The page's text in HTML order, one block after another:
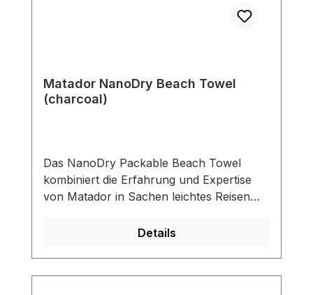
Matador NanoDry Beach Towel
(charcoal)
Das NanoDry Packable Beach Towel
kombiniert die Erfahrung und Expertise
von Matador in Sachen leichtes Reisen
kompakte Lösung, um ein Strandtuch
NanoDry Beach Towel wird die Art und
Weise, wie Sie für den Strand packen,
Details